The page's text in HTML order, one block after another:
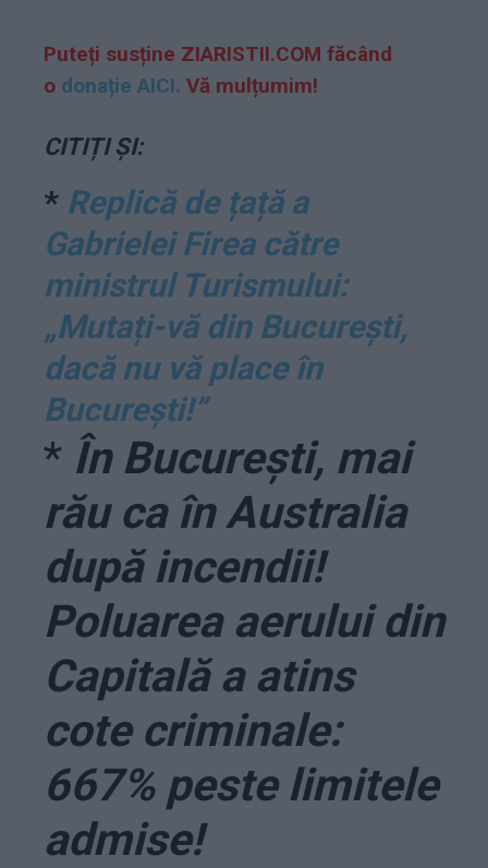
Puteți susține ZIARISTII.COM făcând
o donație AICI. Vă mulțumim!
CITIȚI ȘI:
* Replică de țață a
Gabrielei Firea către
ministrul Turismului:
„Mutați-vă din București,
dacă nu vă place în
București!”
* În Bucureşti, mai
rău ca în Australia
după incendii!
Poluarea aerului din
Capitală a atins
cote criminale:
667% peste limitele
admise!